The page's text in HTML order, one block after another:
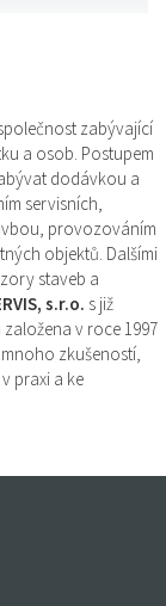
zabývající
a osob. Postupem
dodávkou a
servisních,
provozováním
objektů. Dalšími
staveb a
s.r.o. s již
v roce 1997
zkušeností,
praxi a ke